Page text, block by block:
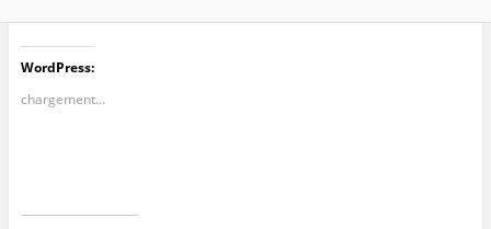
WordPress:
chargement…